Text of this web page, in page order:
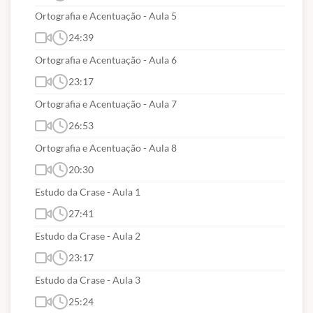
Curso com início imediato
225 videoaulas
vezes quiser;
Conteúdos na ordem do que é mais cobrado,
só o Hertz Concursos faz isso!
Todo material de apoio em PDF para
download;
Material todo atualizado e revisado
(havendo novos conteúdos pós-edital
estaremos atualizando sem custos para
nossos alunos as aulas);
Prazo de acesso de
Ortografia e Acentuação - Aula 5
24:39
Ortografia e Acentuação - Aula 6
23:17
Ortografia e Acentuação - Aula 7
26:53
Ortografia e Acentuação - Aula 8
20:30
Estudo da Crase - Aula 1
27:41
Estudo da Crase - Aula 2
23:17
Estudo da Crase - Aula 3
25:24